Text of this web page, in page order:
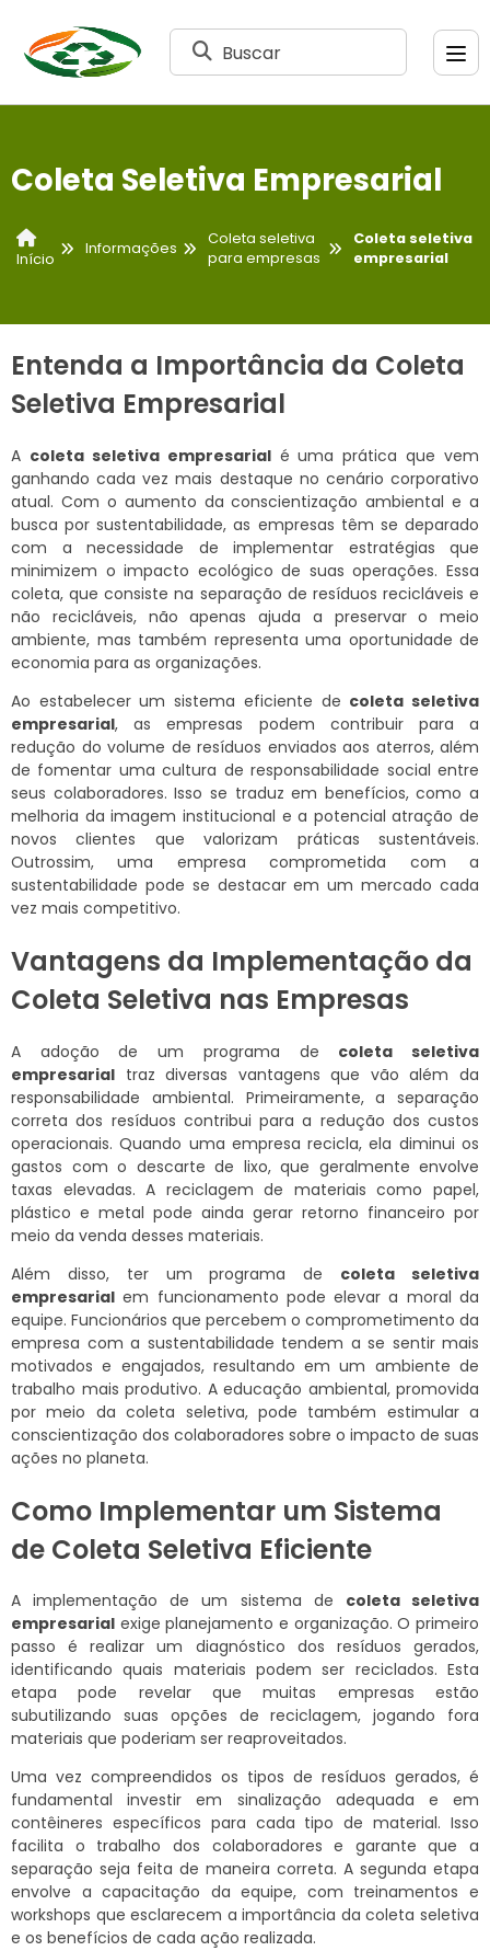
Buscar
Coleta Seletiva Empresarial
Início
Informações
Coleta seletiva
para empresas
Coleta seletiva
empresarial
Entenda a Importância da Coleta
Seletiva Empresarial
A coleta seletiva empresarialé uma prática que vem
ganhando cada vez mais destaque no cenário corporativo
atual. Com o aumento da conscientização ambiental e a
busca por sustentabilidade, as empresas têm se deparado
com a necessidade de implementar estratégias que
minimizem o impacto ecológico de suas operações. Essa
coleta, que consiste na separação de resíduos recicláveis e
não recicláveis, não apenas ajuda a preservar o meio
ambiente, mas também representa uma oportunidade de
economia para as organizações.
Ao estabelecer um sistema eficiente de coleta seletiva
empresarial, as empresas podem contribuir para a
redução do volume de resíduos enviados aos aterros, além
de fomentar uma cultura de responsabilidade social entre
seus colaboradores. Isso se traduz em benefícios, como a
melhoria da imagem institucional e a potencial atração de
novos clientes que valorizam práticas sustentáveis.
Outrossim, uma empresa comprometida com a
sustentabilidade pode se destacar em um mercado cada
vez mais competitivo.
Vantagens da Implementação da
Coleta Seletiva nas Empresas
A adoção de um programa de coleta seletiva
empresarial traz diversas vantagens que vão além da
responsabilidade ambiental. Primeiramente, a separação
correta dos resíduos contribui para a redução dos custos
operacionais. Quando uma empresa recicla, ela diminui os
gastos com o descarte de lixo, que geralmente envolve
taxas elevadas. A reciclagem de materiais como papel,
plástico e metal pode ainda gerar retorno financeiro por
meio da venda desses materiais.
Além disso, ter um programa de coleta seletiva
empresarial em funcionamento pode elevar a moral da
equipe. Funcionários que percebem o comprometimento da
empresa com a sustentabilidade tendem a se sentir mais
motivados e engajados, resultando em um ambiente de
trabalho mais produtivo. A educação ambiental, promovida
por meio da coleta seletiva, pode também estimular a
conscientização dos colaboradores sobre o impacto de suas
ações no planeta.
Como Implementar um Sistema
de Coleta Seletiva Eficiente
A implementação de um sistema de coleta seletiva
empresarial exige planejamento e organização. O primeiro
passo é realizar um diagnóstico dos resíduos gerados,
identificando quais materiais podem ser reciclados. Esta
etapa pode revelar que muitas empresas estão
subutilizando suas opções de reciclagem, jogando fora
materiais que poderiam ser reaproveitados.
Uma vez compreendidos os tipos de resíduos gerados, é
fundamental investir em sinalização adequada e em
contêineres específicos para cada tipo de material. Isso
facilita o trabalho dos colaboradores e garante que a
separação seja feita de maneira correta. A segunda etapa
envolve a capacitação da equipe, com treinamentos e
workshops que esclarecem a importância da coleta seletiva
e os benefícios de cada ação realizada.